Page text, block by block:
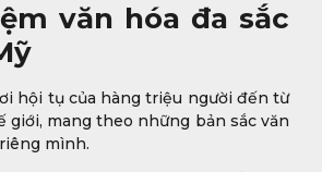
văn hóa đa sắc
hội tụ của hàng triệu người đến từ
giới, mang theo những bản sắc văn
mình.